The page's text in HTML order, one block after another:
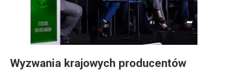
Wyzwania krajowych producentów